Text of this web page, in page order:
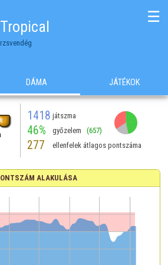
☰
DÁMA JÁTÉKOK
1418 játszma
46% győzelem (657)
277 ellenfelek átlagos pontszáma
ALAKULÁSA